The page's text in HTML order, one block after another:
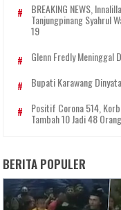
BREAKING NEWS,
Tanjungpinang Syahrul
19
Glenn Fredly Meninggal
Bupati Karawang
Positif Corona 514,
Tambah 10 Jadi 48 Orang
BERITA POPULER